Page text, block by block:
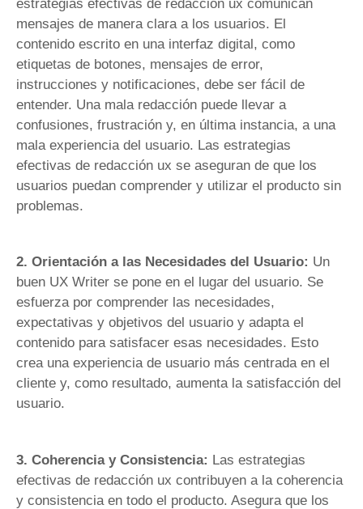
estrategias efectivas de redacción ux comunican
mensajes de manera clara a los usuarios. El
contenido escrito en una interfaz digital, como
etiquetas de botones, mensajes de error,
instrucciones y notificaciones, debe ser fácil de
entender. Una mala redacción puede llevar a
confusiones, frustración y, en última instancia, a una
mala experiencia del usuario. Las estrategias
efectivas de redacción ux se aseguran de que los
usuarios puedan comprender y utilizar el producto sin
problemas.
2. Orientación a las Necesidades del Usuario: Un
buen UX Writer se pone en el lugar del usuario. Se
esfuerza por comprender las necesidades,
expectativas y objetivos del usuario y adapta el
contenido para satisfacer esas necesidades. Esto
crea una experiencia de usuario más centrada en el
cliente y, como resultado, aumenta la satisfacción del
usuario.
3. Coherencia y Consistencia: Las estrategias
efectivas de redacción ux contribuyen a la coherencia
y consistencia en todo el producto. Asegura que los